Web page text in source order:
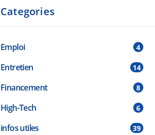
Categories
Emploi 4
Entretien 14
Financement 8
High-Tech 6
infos utiles 39